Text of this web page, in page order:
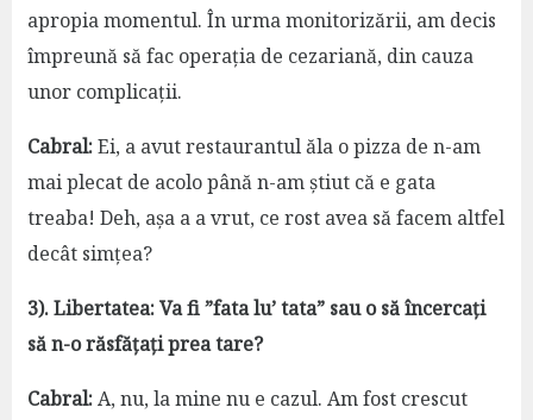
apropia momentul. În urma monitorizării, am decis
împreună să fac operația de cezariană, din cauza
unor complicații.
Cabral:Ei, a avut restaurantul ăla o pizza de n-am
mai plecat de acolo până n-am știut că e gata
treaba! Deh, așa a a vrut, ce rost avea să facem altfel
decât simțea?
3). Libertatea: Va fi ”fata luʼ tata” sau o să încercați
să n-o răsfățați prea tare?
Cabral:A, nu, la mine nu e cazul. Am fost crescut